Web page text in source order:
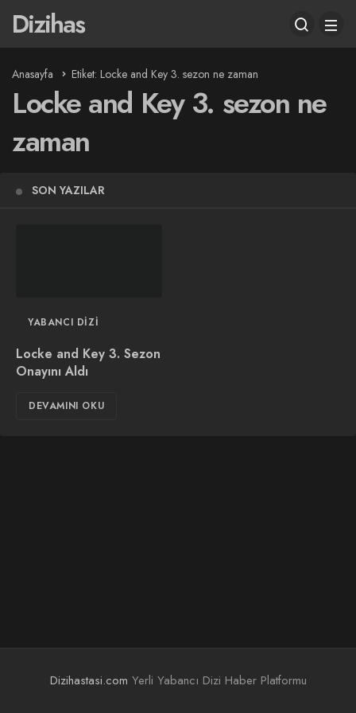
Dizihas
Anasayfa Etiket: Locke and Key 3. sezon ne zaman
Locke and Key 3. sezon ne
zaman
SON YAZILAR
YABANCI DIZI
Locke and Key 3. Sezon
Onayını Aldı
DEVAMINI OKU
Dizihastasi.com Yerli Yabancı Dizi Haber Platformu